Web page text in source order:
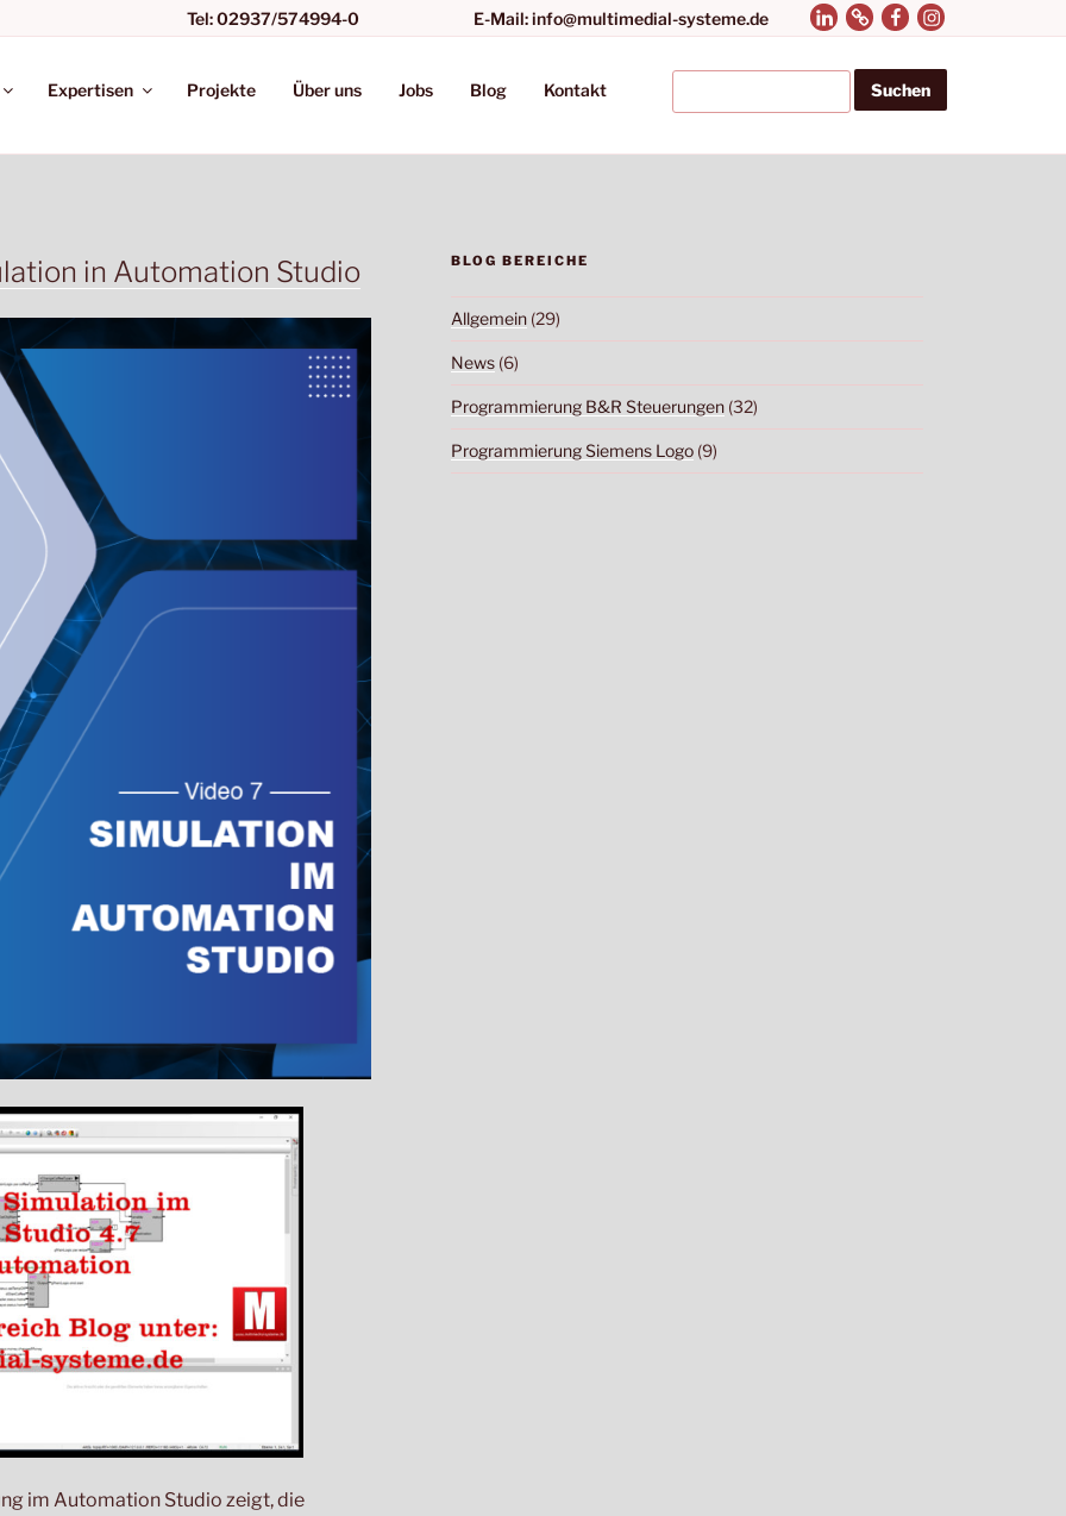
Expertisen Projekte Über uns Jobs Blog
Tel: 02937/574994-0
Kontakt
E-Mail: info@multimedial-systeme.de
in Automation Studio
im Automation Studio zeigt, die
BLOG BEREICHE
Allgemein(29)
News(6)
Programmierung B&R Steuerungen(32)
Programmierung Siemens Logo(9)
LinkedIn
XingFacebook
Instagram